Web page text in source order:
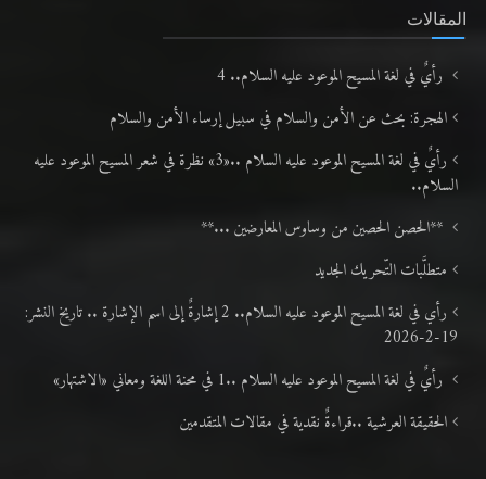
المقالات
رأيٌ في لغة المسيح الموعود عليه السلام.. 4
الهجرة: بحث عن الأمن والسلام في سبيل إرساء الأمن والسلام
رأيٌ في لغة المسيح الموعود عليه السلام ..«3» نظرة في شعر المسيح الموعود عليه
السلام..
**الحصن الحصين من وساوس المعارضين ...**
متطلَّبات التّحريك الجديد
رأي في لغة المسيح الموعود عليه السلام.. 2 إشارةٌ إلى اسم الإشارة .. تاريخ النشر:
19-2-2026
رأيٌ في لغة المسيح الموعود عليه السلام ..1 في محنة اللغة ومعاني «الاشتهار»
الحقيقة العرشية ..قراءةٌ نقدية في مقالات المتقدمين